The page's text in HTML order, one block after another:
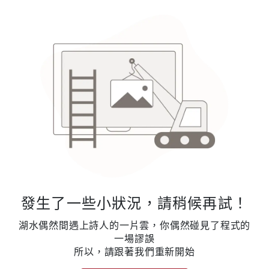
發生了一些小狀況，請稍候再試！
湖水偶然間遇上詩人的一片雲，你偶然碰見了程式的
一場謬誤
所以，請跟著我們重新開始